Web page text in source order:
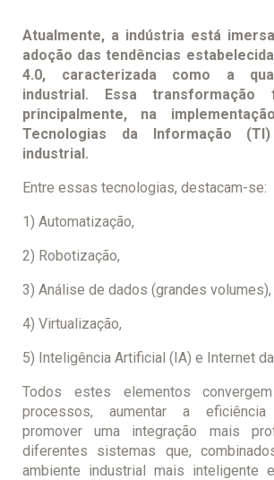
Atualmente, a indústria está
adoção das tendências
4.0, caracterizada como a
industrial. Essa transformação
principalmente, na
Tecnologias da Informação
industrial.
Entre essas tecnologias, destacam-se:
1) Automatização,
2) Robotização,
3) Análise de dados (grandes volumes),
4) Virtualização,
5) Inteligência Artificial (IA) e Internet
Todos estes elementos
processos, aumentar a
promover uma integração mais
diferentes sistemas que,
ambiente industrial mais inteligente